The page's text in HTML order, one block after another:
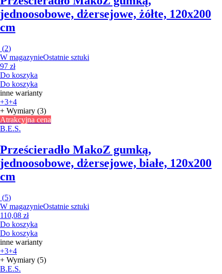
jednoosobowe, dżersejowe, żółte, 120x200
cm
(2)
W magazynieOstatnie sztuki
97 zł
Do koszyka
Do koszyka
inne warianty
+3+4
+ Wymiary (3)
Atrakcyjna cena
B.E.S.
Prześcieradło MakoZ gumką,
jednoosobowe, dżersejowe, białe, 120x200
cm
(5)
W magazynieOstatnie sztuki
110,08 zł
Do koszyka
Do koszyka
inne warianty
+3+4
+ Wymiary (5)
B.E.S.